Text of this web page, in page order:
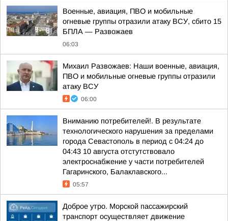
Военные, авиация, ПВО и мобильные
огневые группы отразили атаку ВСУ, сбито 15
БПЛА — Развожаев
06:03
Михаил Развожаев: Наши военные, авиация,
ПВО и мобильные огневые группы отразили
атаку ВСУ
06:00
Вниманию потребителей!. В результате
технологического нарушения за пределами
города Севастополь в период с 04:24 до
04:43 10 августа отстутствовало
электроснабжение у части потребителей
Гагаринского, Балаклавского...
05:57
Доброе утро. Морской пассажирский
транспорт осуществляет движение